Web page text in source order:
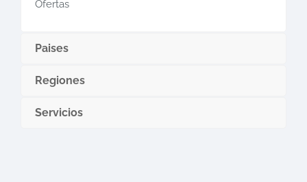
Ofertas
Paises
Regiones
Servicios